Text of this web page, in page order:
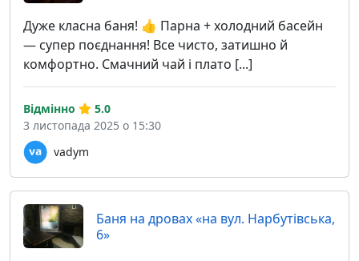
Дуже класна баня! 👍 Парна + холодний басейн
— супер поєднання! Все чисто, затишно й
комфортно. Смачний чай і плато [...]
vadym
Відмінно
5.0
3 листопада 2025 о 15:30
Баня на дровах «на вул. Нарбутівська,
6»